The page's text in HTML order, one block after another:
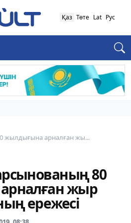
Қаз Төте Lat Рус
жылдығына арналған жы...
80
жыр
ережесі